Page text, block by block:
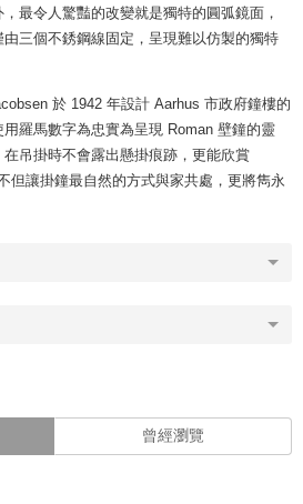
最令人驚豔的改變就是獨特的圓弧鏡面，
三個不銹鋼線固定，呈現難以仿製的獨特
於 1942 年設計 Aarhus 市政府鐘樓的
羅馬數字為忠實為呈現 Roman 壁鐘的靈
吊掛時不會露出懸掛痕跡，更能欣賞
但讓掛鐘最自然的方式與家共處，更將雋永
曾經瀏覽